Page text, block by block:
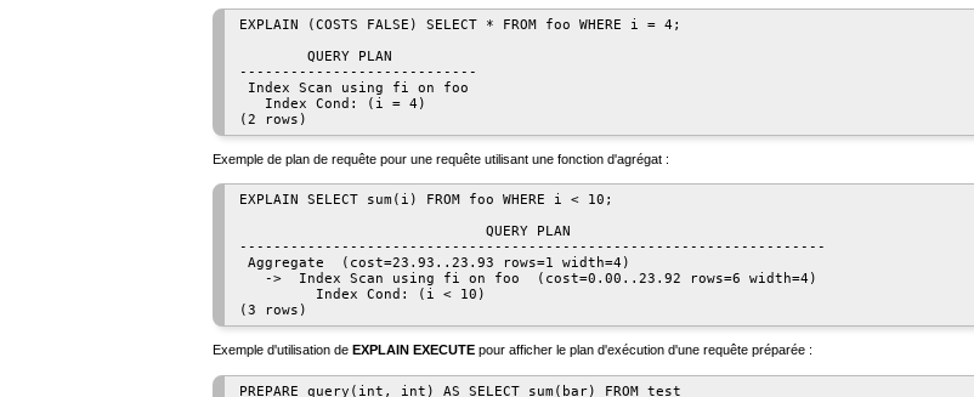
EXPLAIN (COSTS FALSE) SELECT * FROM foo WHERE i = 4;
        QUERY PLAN
----------------------------
Index Scan using fi on foo
   Index Cond: (i = 4)
Exemple de plan de requête pour une requête utilisant une fonction d'agrégat :
EXPLAIN SELECT sum(i) FROM foo WHERE i < 10;
                             QUERY PLAN
---------------------------------------------------------------------
Aggregate  (cost=23.93..23.93 rows=1 width=4)
   ->  Index Scan using fi on foo  (cost=0.00..23.92 rows=6 width=4)
         Index Cond: (i < 10)
Exemple d'utilisation de EXPLAIN EXECUTE pour afficher le plan d'exécution d'une requête préparée :
PREPARE query(int, int) AS SELECT sum(bar) FROM test